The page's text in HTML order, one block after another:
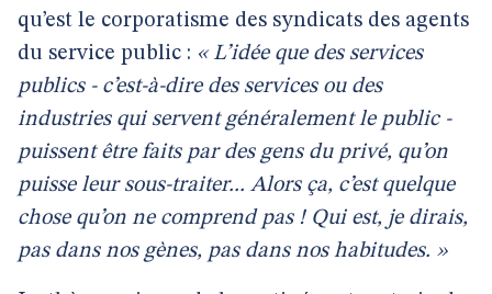
qu’est le corporatisme des syndicats des agents
du service public : « L’idée que des services
publics - c’est-à-dire des services ou des
industries qui servent généralement le public -
puissent être faits par des gens du privé, qu’on
puisse leur sous-traiter... Alors ça, c’est quelque
chose qu’on ne comprend pas ! Qui est, je dirais,
pas dans nos gènes, pas dans nos habitudes. »